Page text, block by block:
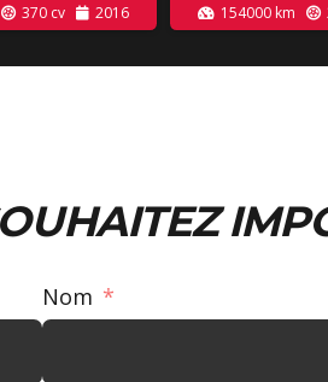
370cv 2016 154000 km
Nom